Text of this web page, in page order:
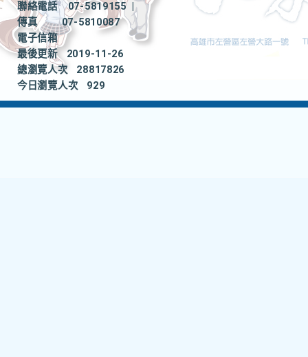
聯絡電話
07-5819155
|
傳真
07-5810087
電子信箱
最後更新
2019-11-26
總瀏覽人次
28817826
今日瀏覽人次
929